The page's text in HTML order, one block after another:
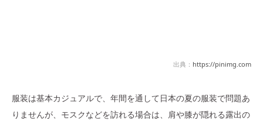
出典： https://pinimg.com
服装は基本カジュアルで、年間を通して日本の夏の服装で問題あ
りませんが、モスクなどを訪れる場合は、肩や膝が隠れる露出の